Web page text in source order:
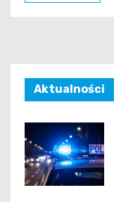
Aktualności